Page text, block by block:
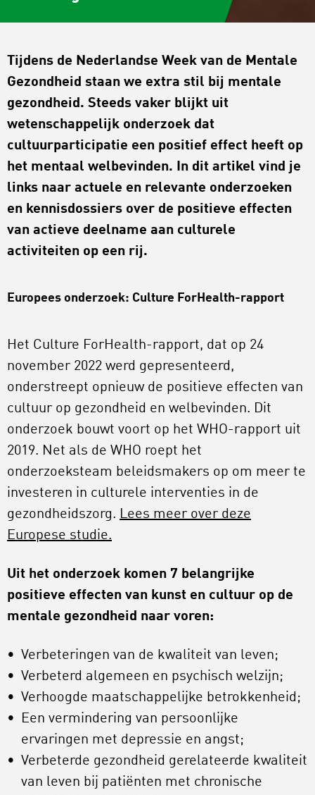
Tijdens de Nederlandse Week van de Mentale
Gezondheid staan we extra stil bij mentale
gezondheid. Steeds vaker blijkt uit
wetenschappelijk onderzoek dat
cultuurparticipatie een positief effect heeft op
het mentaal welbevinden. In dit artikel vind je
links naar actuele en relevante onderzoeken
en kennisdossiers over de positieve effecten
van actieve deelname aan culturele
activiteiten op een rij.
Europees onderzoek: Culture ForHealth-rapport
Het Culture ForHealth-rapport, dat op 24
november 2022 werd gepresenteerd,
onderstreept opnieuw de positieve effecten van
cultuur op gezondheid en welbevinden. Dit
onderzoek bouwt voort op het WHO-rapport uit
2019. Net als de WHO roept het
onderzoeksteam beleidsmakers op om meer te
investeren in culturele interventies in de
gezondheidszorg. Lees meer over deze
Europese studie.
Uit het onderzoek komen 7 belangrijke
positieve effecten van kunst en cultuur op de
mentale gezondheid naar voren:
Verbeteringen van de kwaliteit van leven;
Verbeterd algemeen en psychisch welzijn;
Verhoogde maatschappelijke betrokkenheid;
Een vermindering van persoonlijke
ervaringen met depressie en angst;
Verbeterde gezondheid gerelateerde kwaliteit
van leven bij patiënten met chronische